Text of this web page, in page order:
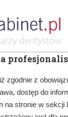
w "Nowy
zamów
sklepie.
na
zgodnie z
dostęp do
na stronie w sekcji